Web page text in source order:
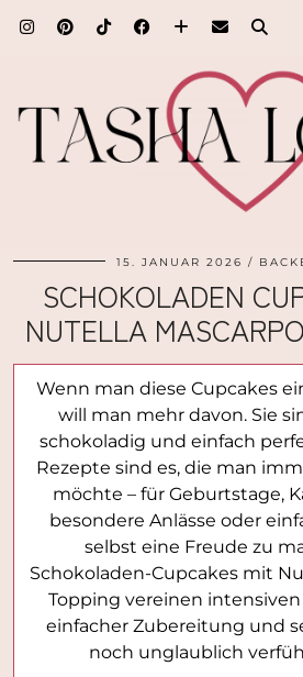
15. JANUAR 2026
SCHOKOLADEN
NUTELLA
Wenn man diese Cupcakes
will man mehr davon. Sie
schokoladig und einfach
Rezepte sind es, die man
möchte – für Geburtstage,
besondere Anlässe oder
selbst eine Freude zu
Schokoladen-Cupcakes mit
Topping vereinen
einfacher Zubereitung und
noch unglaublich